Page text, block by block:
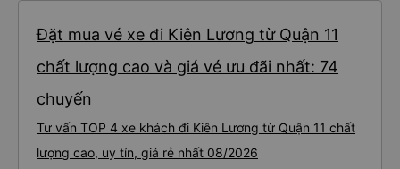
Đặt mua vé xe đi Kiên Lương từ Quận 11
chất lượng cao và giá vé ưu đãi nhất: 74
chuyến
Tư vấn TOP 4 xe khách đi Kiên Lương từ Quận 11 chất
lượng cao, uy tín, giá rẻ nhất 08/2026